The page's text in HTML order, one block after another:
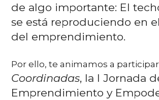
de algo importante: El
se está reproduciendo en
del emprendimiento.
Por ello, te animamos a
Coordinadas, la I Jornada
Emprendimiento y